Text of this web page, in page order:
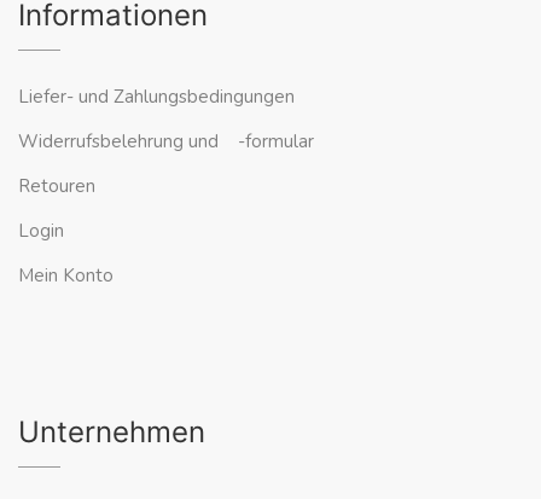
Informationen
Liefer- und Zahlungsbedingungen
Widerrufsbelehrung und -formular
Retouren
Login
Mein Konto
Unternehmen